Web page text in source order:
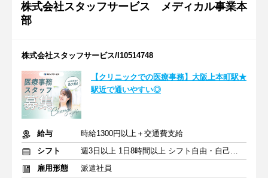
株式会社スタッフサービス メディカル事業本
部
株式会社スタッフサービス/I10514748
【クリニックでの医療事務】大阪上本町駅★
駅近で通いやすい◎
給与
時給1300円以上＋交通費支給
シフト
週3日以上 1日8時間以上 シフト自由・自己申告
雇用形態
派遣社員